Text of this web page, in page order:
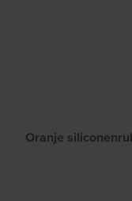
Oranje